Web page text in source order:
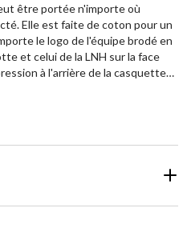
être portée n'importe où
Elle est faite de coton pour un
le logo de l'équipe brodé en
et celui de la LNH sur la face
à l'arrière de la casquette
son authenticité et permet de